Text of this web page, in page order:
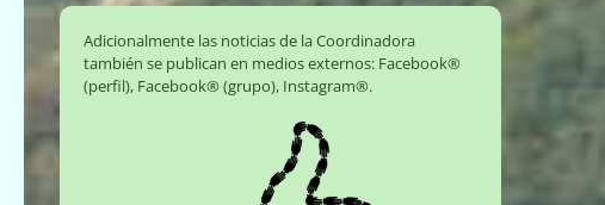
Adicionalmente las noticias de la Coordinadora
también se publican en medios externos: Facebook®
(perfil), Facebook® (grupo), Instagram®.